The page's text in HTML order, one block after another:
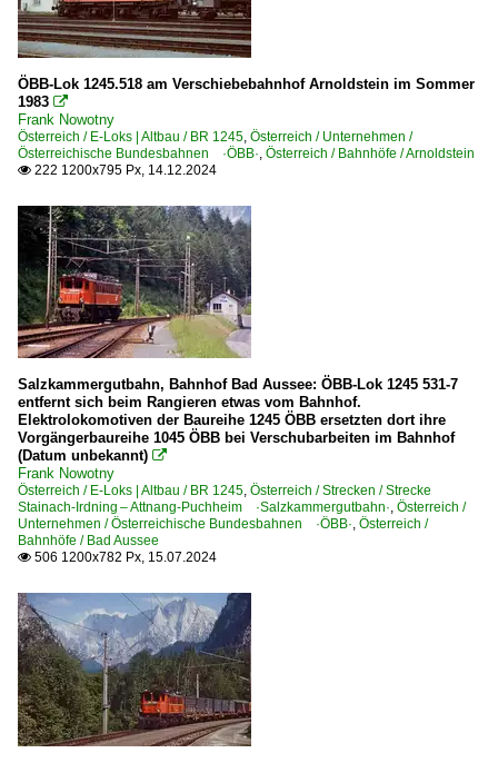
Unternehmen
City Air Terminal Betriebsgesellschaft m.b.H. ·CAT·
Österreichische Bundesbahnen ·ÖBB·
ÖBB-Lok 1245.518 am Verschiebebahnhof Arnoldstein im Sommer
1983 
Frank Nowotny
Österreich / E-Loks | Altbau / BR 1245, Österreich / Unternehmen /
Österreichische Bundesbahnen ·ÖBB·, Österreich / Bahnhöfe / Arnoldstein
 222 1200x795 Px, 14.12.2024
Salzkammergutbahn, Bahnhof Bad Aussee: ÖBB-Lok 1245 531-7
entfernt sich beim Rangieren etwas vom Bahnhof.
Elektrolokomotiven der Baureihe 1245 ÖBB ersetzten dort ihre
Vorgängerbaureihe 1045 ÖBB bei Verschubarbeiten im Bahnhof
(Datum unbekannt) 
Frank Nowotny
Österreich / E-Loks | Altbau / BR 1245, Österreich / Strecken / Strecke
Stainach-Irdning – Attnang-Puchheim ·Salzkammergutbahn·, Österreich /
Unternehmen / Österreichische Bundesbahnen ·ÖBB·, Österreich /
Bahnhöfe / Bad Aussee
 506 1200x782 Px, 15.07.2024